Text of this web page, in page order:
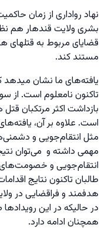
نهاد رواداری از زمان
بشری ولایت قندهار هم
قضایای مربوط به قتلهای
مستند کند.
یافته‌های ما نشان میدهد
تاکنون نامعلوم است. از
بازداشت اکثر مرتکبان
است. علاوه بر آن،
مثل انتقام‌جویی و
مهمی داشته و می‌توان
انتقام‌جویی و
طالبان تاکنون نتایج
هدفمند و فراقضایی در
در حالیکه در این
همچنان ادامه دارد.